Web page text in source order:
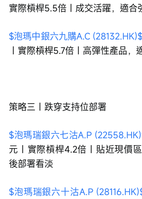
實際槓桿5.5倍｜成交活躍，適合
$泡瑪中銀六九購A.C (28132.HK)$
｜實際槓桿5.7倍｜高彈性產品，
策略三｜跌穿支持位部署
$泡瑪瑞銀六七沽A.P
元｜實際槓桿4.2倍｜貼近現價
後部署看淡
$泡瑪瑞銀六十沽A.P